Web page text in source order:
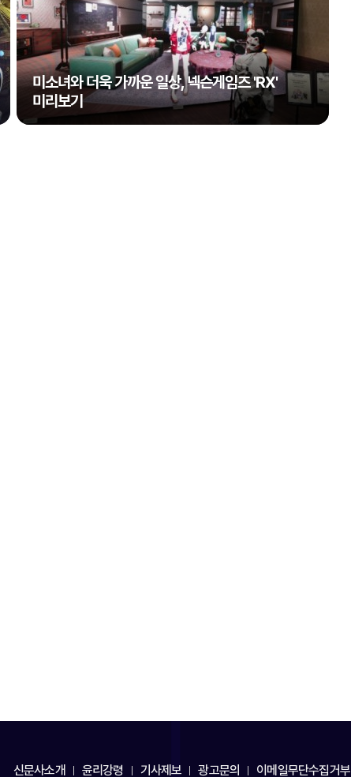
미소녀와 더욱 가까운 일상, 넥슨게임즈 'RX'
미리보기
신문사소개 윤리강령 기사제보 광고문의 이메일무단수집거부